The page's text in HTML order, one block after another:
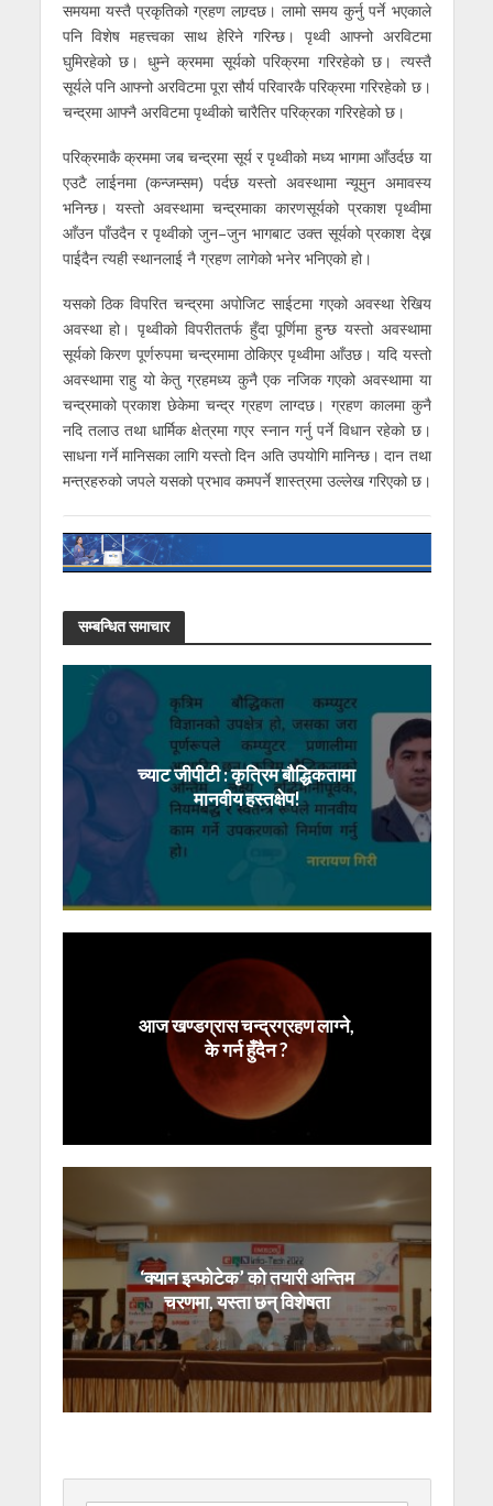
समयमा यस्तै प्रकृतिको ग्रहण लाग्र्दछ। लामो समय कुर्नु पर्ने भएकाले
पनि विशेष महत्त्वका साथ हेरिने गरिन्छ। पृथ्वी आफ्नो अरविटमा
घुमिरहेको छ। धुम्ने क्रममा सूर्यको परिक्रमा गरिरहेको छ। त्यस्तै
सूर्यले पनि आफ्नो अरविटमा पूरा सौर्य परिवारकै परिक्रमा गरिरहेको छ।
चन्द्रमा आफ्नै अरविटमा पृथ्वीको चारैतिर परिक्रका गरिरहेको छ।
परिक्रमाकै क्रममा जब चन्द्रमा सूर्य र पृथ्वीको मध्य भागमा आँउर्दछ या
एउटै लाईनमा (कन्जम्सम) पर्दछ यस्तो अवस्थामा न्यूमुन अमावस्य
भनिन्छ। यस्तो अवस्थामा चन्द्रमाका कारणसूर्यको प्रकाश पृथ्वीमा
आँउन पाँउदैन र पृथ्वीको जुन–जुन भागबाट उक्त सूर्यको प्रकाश देख्न
पाईदैन त्यही स्थानलाई नै ग्रहण लागेको भनेर भनिएको हो।
यसको ठिक विपरित चन्द्रमा अपोजिट साईटमा गएको अवस्था रेखिय
अवस्था हो। पृथ्वीको विपरीततर्फ हुँदा पूर्णिमा हुन्छ यस्तो अवस्थामा
सूर्यको किरण पूर्णरुपमा चन्द्रमामा ठोकिएर पृथ्वीमा आँउछ। यदि यस्तो
अवस्थामा राहु यो केतु ग्रहमध्य कुनै एक नजिक गएको अवस्थामा या
चन्द्रमाको प्रकाश छेकेमा चन्द्र ग्रहण लाग्दछ। ग्रहण कालमा कुनै
नदि तलाउ तथा धार्मिक क्षेत्रमा गएर स्नान गर्नु पर्ने विधान रहेको छ।
साधना गर्ने मानिसका लागि यस्तो दिन अति उपयोगि मानिन्छ। दान तथा
मन्त्रहरुको जपले यसको प्रभाव कमपर्ने शास्त्रमा उल्लेख गरिएको छ।
सम्बन्धित समाचार
च्याट जीपीटी : कृत्रिम बौद्धिकतामा
मानवीय हस्तक्षेप!
आज खण्डग्रास चन्द्रग्रहण लाग्ने,
के गर्न हुँदैन ?
‘क्यान इन्फोटेक’ को तयारी अन्तिम
चरणमा, यस्ता छन् विशेषता